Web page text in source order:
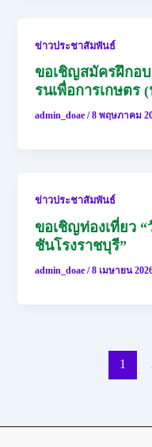
ข่าวประชาสัมพันธ์
ขอเชิญสมัครฝึกอบ
รนเพื่อการเกษตร
admin_doae/8 พฤษภาคม
ข่าวประชาสัมพันธ์
ขอเชิญท่องเที่ยว “
ชันโรงราชบุรี”
admin_doae/8 เมษายน
1